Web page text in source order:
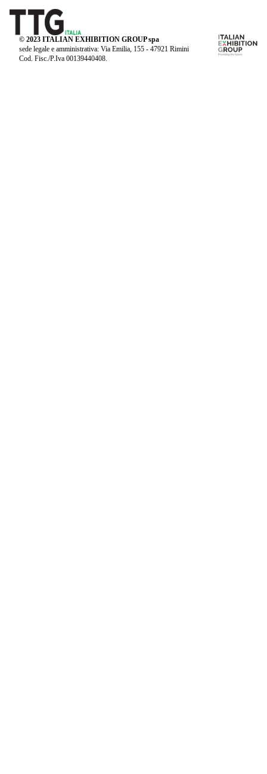
© 2023 ITALIAN EXHIBITION GROUP spa
sede legale e amministrativa: Via Emilia, 155 - 47921 Rimini
Cod. Fisc./P.Iva 00139440408.